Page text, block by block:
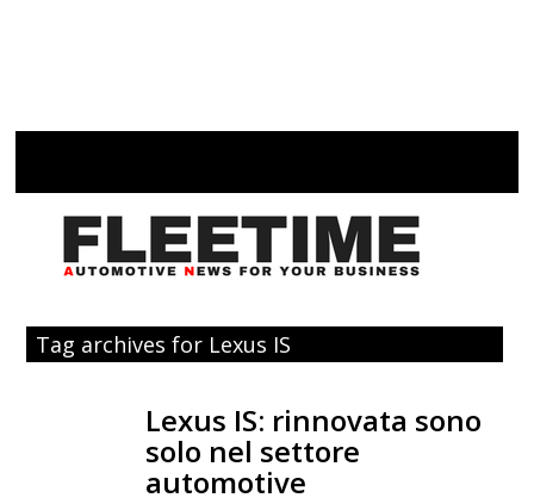
Tag archives for Lexus IS
Lexus IS: rinnovata sono
solo nel settore
automotive